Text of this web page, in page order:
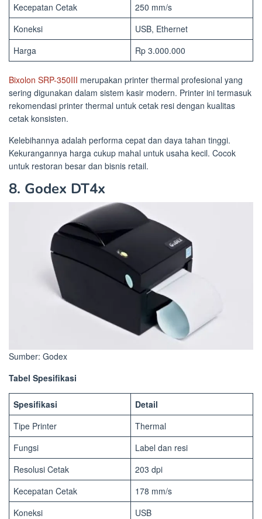
Kecepatan Cetak
250 mm/s
Koneksi
USB, Ethernet
Harga
Rp 3.000.000
Bixolon SRP-350III merupakan printer thermal profesional yang
sering digunakan dalam sistem kasir modern. Printer ini termasuk
rekomendasi printer thermal untuk cetak resi dengan kualitas
cetak konsisten.
Kelebihannya adalah performa cepat dan daya tahan tinggi.
Kekurangannya harga cukup mahal untuk usaha kecil. Cocok
untuk restoran besar dan bisnis retail.
8. Godex DT4x
Sumber: Godex
Tabel Spesifikasi
Spesifikasi
Detail
Tipe Printer
Thermal
Fungsi
Label dan resi
Resolusi Cetak
203 dpi
Kecepatan Cetak
178 mm/s
Koneksi
USB